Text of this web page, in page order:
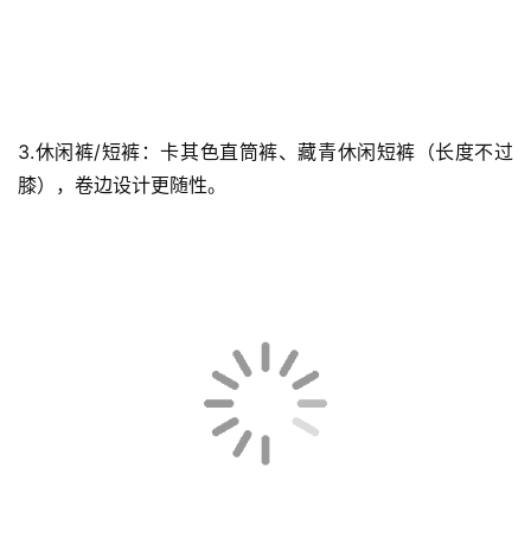
3.休闲裤/短裤：卡其色直筒裤、藏青休闲短裤（长度不过
膝），卷边设计更随性。